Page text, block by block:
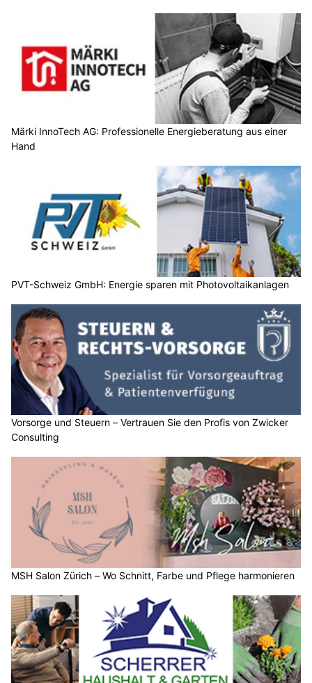
Märki InnoTech AG: Professionelle Energieberatung aus einer
Hand
PVT-Schweiz GmbH: Energie sparen mit Photovoltaikanlagen
Vorsorge und Steuern – Vertrauen Sie den Profis von Zwicker
Consulting
MSH Salon Zürich – Wo Schnitt, Farbe und Pflege harmonieren